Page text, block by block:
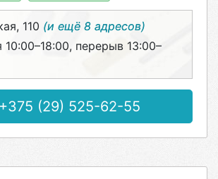
110 (и ещё 8 адресов)
10:00–18:00, перерыв 13:00–
(29) 525-62-55